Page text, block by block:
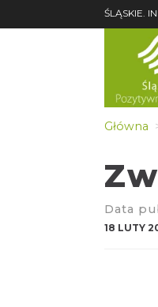
ŚLĄSKIE.
Główna
Data
18 LUTY